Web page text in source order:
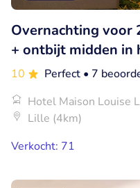
Overnachting voor
+ ontbijt midden in
10 Perfect • 7
Hotel Maison Louise
Lille (4km)
Verkocht: 71